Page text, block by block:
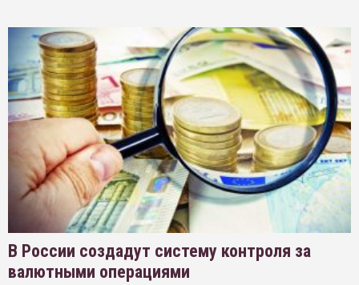
В России создадут систему контроля за
валютными операциями